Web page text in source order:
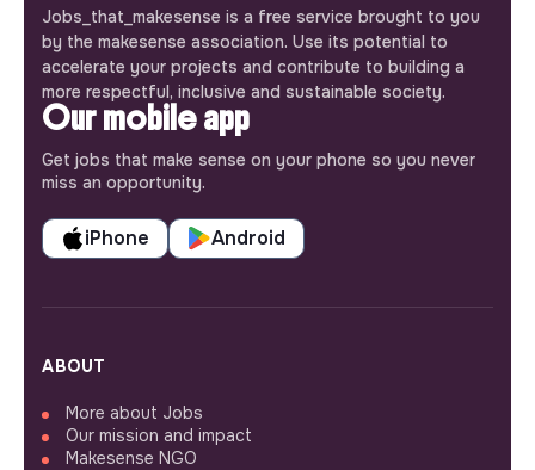
Jobs_that_makesense is a free service brought to you
by the makesense association. Use its potential to
accelerate your projects and contribute to building a
more respectful, inclusive and sustainable society.
Our mobile app
Get jobs that make sense on your phone so you never
miss an opportunity.
iPhone Android
ABOUT
More about Jobs
Our mission and impact
Makesense NGO